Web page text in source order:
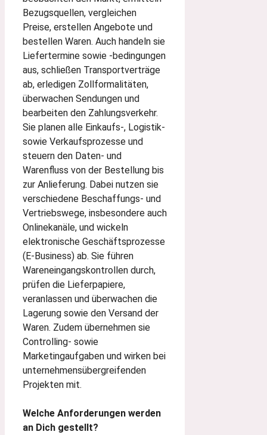
Bezugsquellen, vergleichen
Preise, erstellen Angebote und
bestellen Waren. Auch handeln sie
Liefertermine sowie ‑bedingungen
aus, schließen Transportverträge
ab, erledigen Zollformalitäten,
überwachen Sendungen und
bearbeiten den Zahlungsverkehr.
Sie planen alle Einkaufs-, Logistik-
sowie Verkaufsprozesse und
steuern den Daten- und
Warenfluss von der Bestellung bis
zur Anlieferung. Dabei nutzen sie
verschiedene Beschaffungs- und
Vertriebswege, insbesondere auch
Onlinekanäle, und wickeln
elektronische Geschäftsprozesse
(E-Business) ab. Sie führen
Wareneingangskontrollen durch,
prüfen die Lieferpapiere,
veranlassen und überwachen die
Lagerung sowie den Versand der
Waren. Zudem übernehmen sie
Controlling- sowie
Marketingaufgaben und wirken bei
unternehmensübergreifenden
Projekten mit.
Welche Anforderungen werden
an Dich gestellt?